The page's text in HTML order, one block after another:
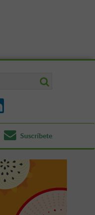
Suscríbete